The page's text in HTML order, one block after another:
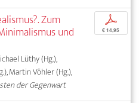
Zum
und
Lüthy (Hg.),
Martin Vöhler (Hg.),
der Gegenwart
p
€ 14,95